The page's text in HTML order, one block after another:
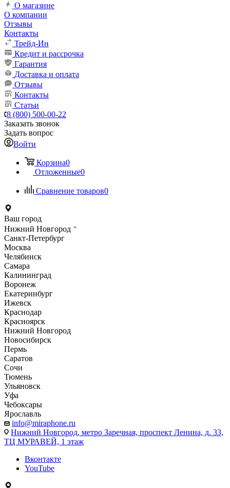
О магазине
О компании
Отзывы
Контакты
Трейд-Ин
Кредит и рассрочка
Гарантия
Доставка и оплата
Отзывы
Контакты
Статьи
8 (800) 500-00-22
Заказать звонок
Задать вопрос
Войти
Корзина0
Отложенные0
Сравнение товаров0
Ваш город
Нижний Новгород
Санкт-Петербург
Москва
Челябинск
Самара
Калининград
Воронеж
Екатеринбург
Ижевск
Краснодар
Красноярск
Нижний Новгород
Новосибирск
Пермь
Саратов
Сочи
Тюмень
Ульяновск
Уфа
Чебоксары
Ярославль
info@miraphone.ru
Нижний Новгород, метро Заречная, проспект Ленина, д. 33,
ТЦ МУРАВЕЙ, 1 этаж
Вконтакте
YouTube